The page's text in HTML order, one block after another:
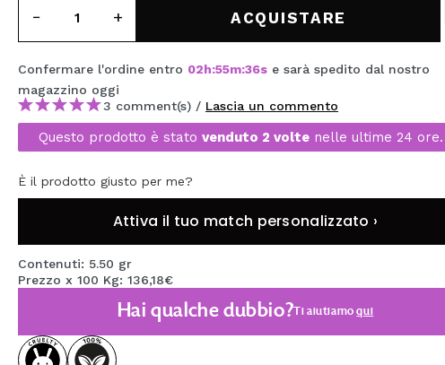
MAQUIFARMA
TRAVEL SIZE
NATURE
SPECIALE
SONO TORNATI!
PROSSIMAMENTE
ACQUISTARE
Confermare l'ordine entro 02h:55m:35se sarà spedito dal nostro
magazzino oggi
3 comment(s) / Lascia un commento
Questo prodotto è stato venduto 2 volte nelle ultime 24 ore.
È il prodotto giusto per me?
Attiva il tuo match personalizzato ›
Contenuti: 5.50 gr
Prezzo x 100 Kg: 136,18€
Hai qualche dubbio?Ti aiutiamoqui